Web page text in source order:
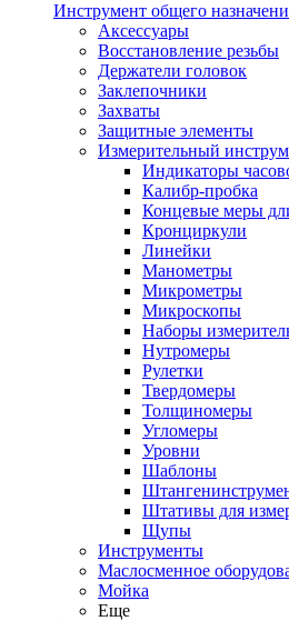
Инструмент общего
Аксессуары
Восстановление резьбы
Держатели головок
Заклепочники
Захваты
Защитные элементы
Измерительный
Индикаторы
Калибр-пробка
Концевые меры
Кронциркули
Линейки
Манометры
Микрометры
Микроскопы
Наборы
Нутромеры
Рулетки
Твердомеры
Толщиномеры
Угломеры
Уровни
Шаблоны
Штативы для
Щупы
Инструменты
Маслосменное
Мойка
Еще